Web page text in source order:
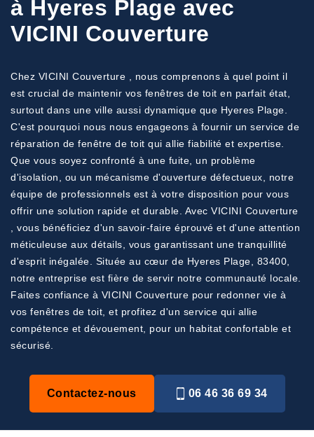
à Hyeres Plage avec
VICINI Couverture
Chez VICINI Couverture , nous comprenons à quel point il
est crucial de maintenir vos fenêtres de toit en parfait état,
surtout dans une ville aussi dynamique que Hyeres Plage.
C'est pourquoi nous nous engageons à fournir un service de
réparation de fenêtre de toit qui allie fiabilité et expertise.
Que vous soyez confronté à une fuite, un problème
d'isolation, ou un mécanisme d'ouverture défectueux, notre
équipe de professionnels est à votre disposition pour vous
offrir une solution rapide et durable. Avec VICINI Couverture
, vous bénéficiez d'un savoir-faire éprouvé et d'une attention
méticuleuse aux détails, vous garantissant une tranquillité
d'esprit inégalée. Située au cœur de Hyeres Plage, 83400,
notre entreprise est fière de servir notre communauté locale.
Faites confiance à VICINI Couverture pour redonner vie à
vos fenêtres de toit, et profitez d'un service qui allie
compétence et dévouement, pour un habitat confortable et
sécurisé.
Contactez-nous 06 46 36 69 34